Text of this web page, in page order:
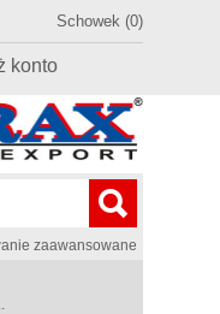
Schowek (0)
konto
zaawansowane